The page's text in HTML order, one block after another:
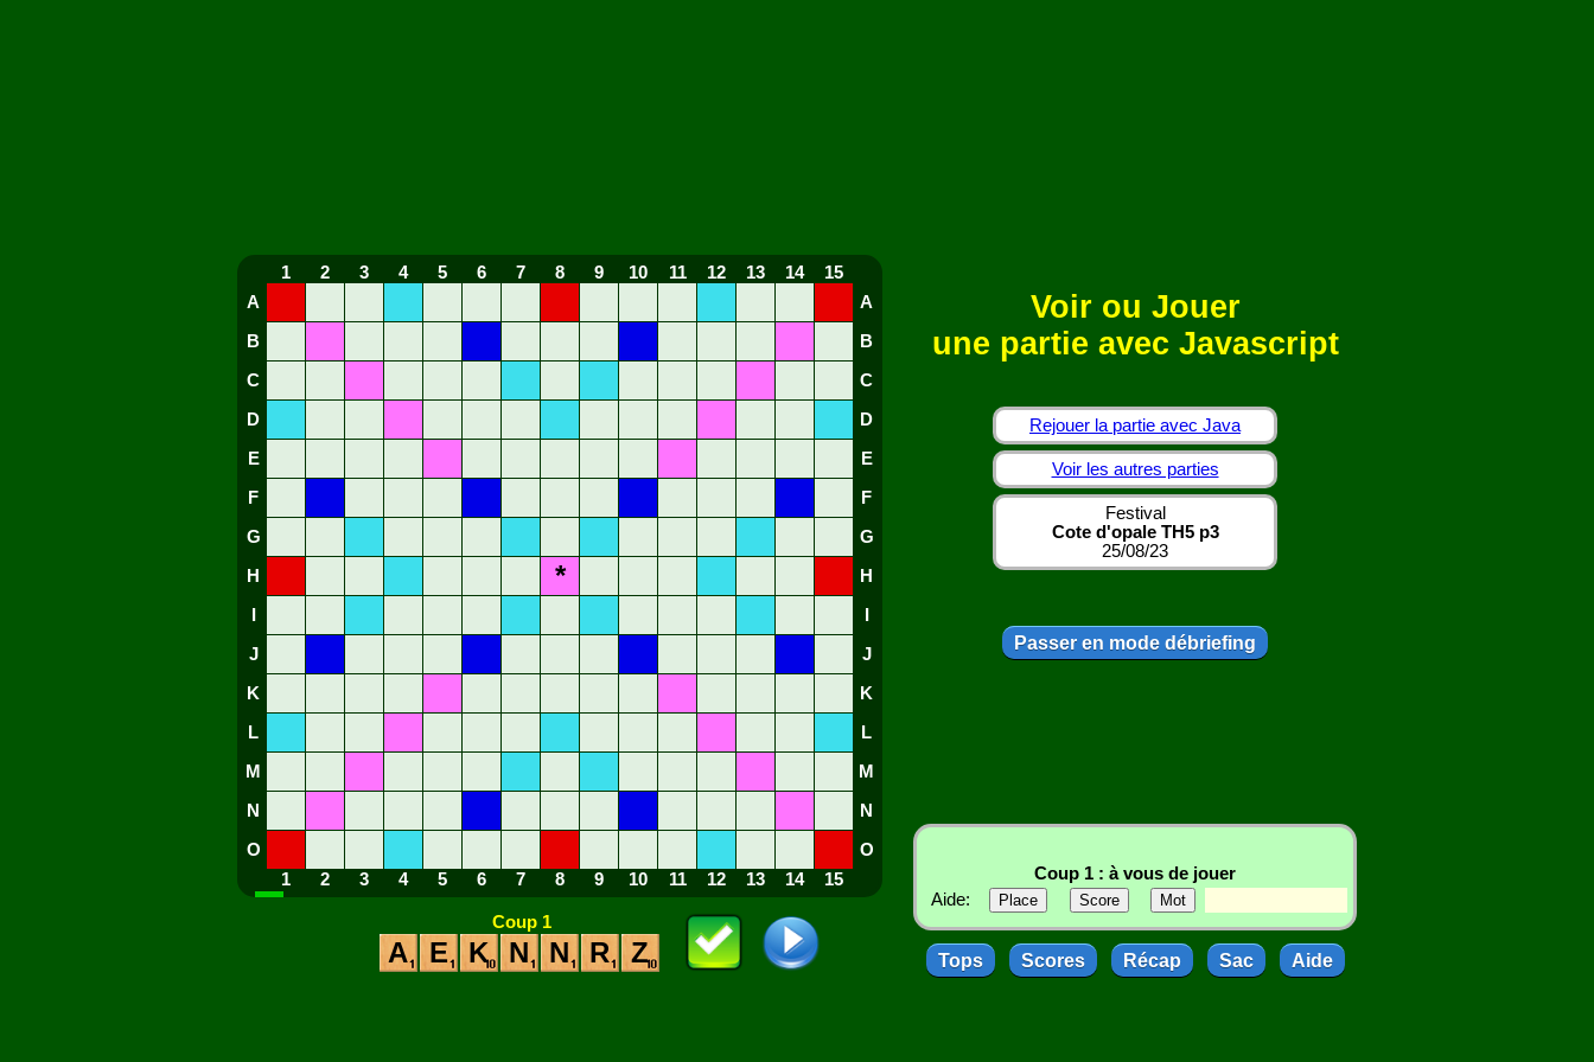
1 2 3 4 5 6 7 8 9 10 11 12 13 14
15
A
A
B B
C C
D D
E E
F F
G G
H * H
J J
K K
L L
M M
N N
O
O
1
2 3 4 5 6 7 8 9 10 11 12 13 14 15
Coup 1
A E K N N R Z
Voir ou Jouer
une partie avec Javascript
Rejouer la partie avec Java
Voir les autres parties
Festival
Cote d'opale TH5 p3
25/08/23
Passer en mode débriefing
Coup 1 : à vous de jouer
Aide:
Tops Scores Récap Sac Aide